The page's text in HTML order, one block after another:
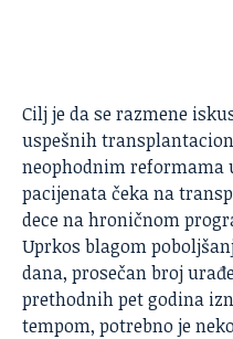
Cilj je da se razmene
uspešnih
neophodnim reformama
pacijenata čeka na
dece na hroničnom
Uprkos blagom
dana, prosečan broj
prethodnih pet godina
tempom, potrebno je